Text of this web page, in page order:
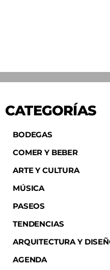
CATEGORÍAS
BODEGAS
COMER Y BEBER
ARTE Y CULTURA
MÚSICA
PASEOS
TENDENCIAS
ARQUITECTURA Y
AGENDA